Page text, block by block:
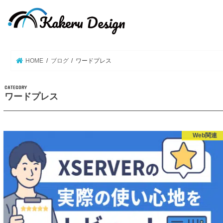
HOME ブログ ワードプレス
ワードプレス
Web関連